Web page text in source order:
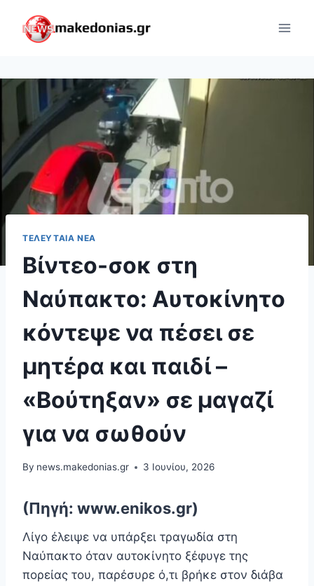
content
ΤΕΛΕΥΤΑΊΑ ΝΈΑ
Βίντεο-σοκ στη
Ναύπακτο: Αυτοκίνητο
κόντεψε να πέσει σε
μητέρα και παιδί –
«Βούτηξαν» σε μαγαζί
για να σωθούν
By news.makedonias.gr 3 Ιουνίου, 2026
(Πηγή: www.enikos.gr)
Λίγο έλειψε να υπάρξει τραγωδία στη
Ναύπακτο όταν αυτοκίνητο ξέφυγε της
πορείας του, παρέσυρε ό,τι βρήκε στον διάβα